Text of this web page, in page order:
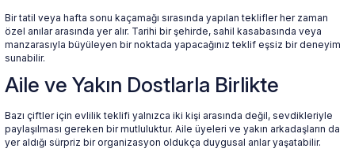
Bir tatil veya hafta sonu kaçamağı sırasında yapılan teklifler her zaman
özel anılar arasında yer alır. Tarihi bir şehirde, sahil kasabasında veya
manzarasıyla büyüleyen bir noktada yapacağınız teklif eşsiz bir deneyim
sunabilir.
Aile ve Yakın Dostlarla Birlikte
Bazı çiftler için evlilik teklifi yalnızca iki kişi arasında değil, sevdikleriyle
paylaşılması gereken bir mutluluktur. Aile üyeleri ve yakın arkadaşların da
yer aldığı sürpriz bir organizasyon oldukça duygusal anlar yaşatabilir.